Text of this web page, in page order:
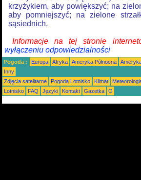
krzyżykiem, aby powiększyć; na
aby pomniejszyć; na zielone
sąsiednich.
Informacje na tej stronie
wyłączeniu odpowiedzialności
Pogoda : Europa Afryka Ameryka Północna
Inny
Zdjęcia satelitarne
Pogoda Lotnisko Klimat
Lotnisko
FAQ Języki Kontakt Gazetka O